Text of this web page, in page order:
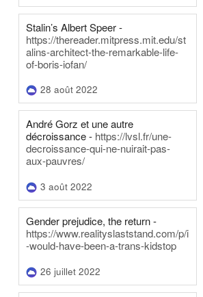
Stalin’s Albert Speer -
https://thereader.mitpress.mit.edu/st
alins-architect-the-remarkable-life-
of-boris-iofan/
28 août 2022
André Gorz et une autre
décroissance - https://lvsl.fr/une-
decroissance-qui-ne-nuirait-pas-
aux-pauvres/
3 août 2022
Gender prejudice, the return -
https://www.realityslaststand.com/p/i
-would-have-been-a-trans-kidstop
26 juillet 2022